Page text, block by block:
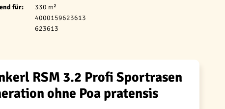
für:
330 m²
4000159623613
623613
RSM 3.2 Profi Sportrasen
ohne Poa pratensis